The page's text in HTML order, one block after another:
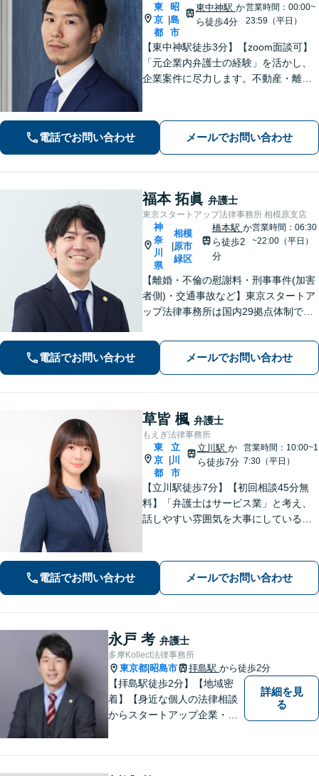
東
京
都
昭
島
市
東中神駅 か
ら徒歩4分
営業時間：00:00~
23:59（平日）
【東中神駅徒歩3分】【zoom面談可】
「元企業内弁護士の経験」を活かし、
企業案件に尽力します。不動産・離婚
し問題に真摯に向き合います。【韓国
電話でお問い合わせ メールでお問い合わせ
福本 拓眞 弁護士
東京スタートアップ法律事務所 相模原支店
神
奈
川
県
相模
原市
緑区
橋本駅 か
ら徒歩2
分
営業時間：06:30
~22:00（平日）
【離婚・不倫の慰謝料・刑事事件(加害
者側)・交通事故など】東京スタートア
ップ法律事務所は国内29拠点体制で全
対応(法律相談は完全予約制)】各分野で
専門性の高い弁護士が寄り添い解決を
サポートします。
電話でお問い合わせ メールでお問い合わせ
草皆 楓 弁護士
もえぎ法律事務所
東
京
都
立
川
市
立川駅 か
ら徒歩7分
営業時間：10:00~1
7:30（平日）
【立川駅徒歩7分】【初回相談45分無
料】「弁護士はサービス業」と考え、
話しやすい雰囲気を大事にしている事
を心がけています【離婚・男女問題／
相続・遺言／交通事故】
電話でお問い合わせ メールでお問い合わせ
永戸 考 弁護士
多摩Kollect法律事務所
東京都 昭島市 拝島駅 から徒歩2分
【拝島駅徒歩2分】【地域密
着】【身近な個人の法律相談
からスタートアップ企業・中
詳細を見
る